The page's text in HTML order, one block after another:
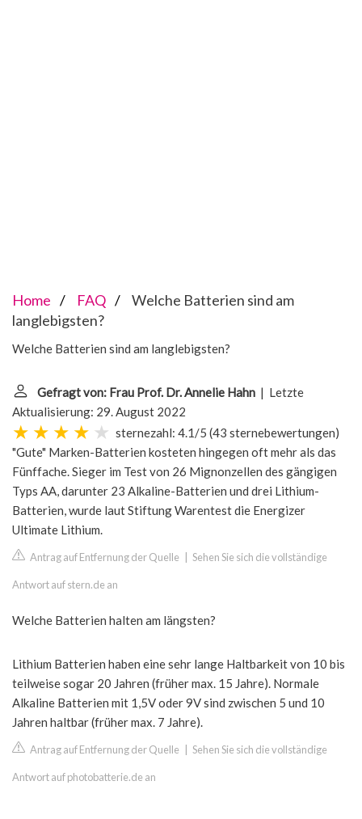
Home FAQ
Welche Batterien sind am
langlebigsten?
Welche Batterien sind am langlebigsten?
Gefragt von: Frau Prof. Dr. Annelie Hahn | Letzte
Aktualisierung: 29. August 2022
sternezahl: 4.1/5 (43 sternebewertungen)
"Gute" Marken-Batterien kosteten hingegen oft mehr als das
Fünffache. Sieger im Test von 26 Mignonzellen des gängigen
Typs AA, darunter 23 Alkaline-Batterien und drei Lithium-
Batterien, wurde laut Stiftung Warentest die Energizer
Ultimate Lithium.
Antrag auf Entfernung der Quelle Sehen Sie sich die vollständige
Antwort auf stern.de an
Welche Batterien halten am längsten?
Lithium Batterien haben eine sehr lange Haltbarkeit von 10 bis
teilweise sogar 20 Jahren (früher max. 15 Jahre). Normale
Alkaline Batterien mit 1,5V oder 9V sind zwischen 5 und 10
Jahren haltbar (früher max. 7 Jahre).
Antrag auf Entfernung der Quelle Sehen Sie sich die vollständige
Antwort auf photobatterie.de an